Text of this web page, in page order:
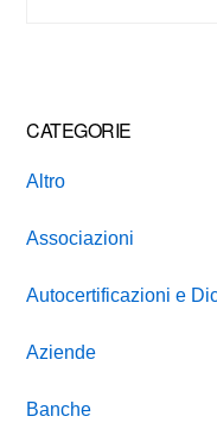
CATEGORIE
Altro
Associazioni
Autocertificazioni e
Aziende
Banche